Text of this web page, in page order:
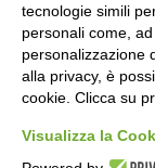
tecnologie simili
personali come,
personalizzazione
alla privacy, è
cookie. Clicca su
Visualizza la